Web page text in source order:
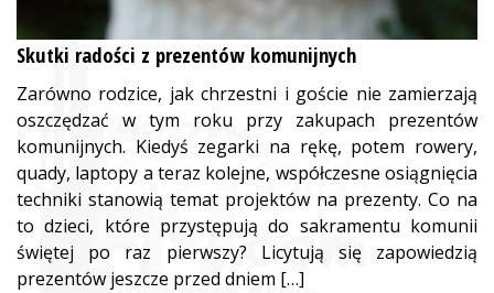
Skutki radości z prezentów komunijnych
Zarówno rodzice, jak chrzestni i goście nie zamierzają
oszczędzać w tym roku przy zakupach prezentów
komunijnych. Kiedyś zegarki na rękę, potem rowery,
quady, laptopy a teraz kolejne, współczesne osiągnięcia
techniki stanowią temat projektów na prezenty. Co na
to dzieci, które przystępują do sakramentu komunii
świętej po raz pierwszy? Licytują się zapowiedzią
prezentów jeszcze przed dniem […]